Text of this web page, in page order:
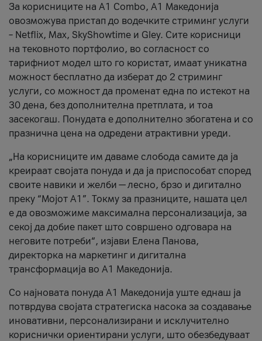
За корисниците на A1 Combo, А1 Македонија
овозможува пристап до водечките стриминг услуги
– Netflix, Max, SkyShowtime и Gley. Сите корисници
на тековното портфолио, во согласност со
тарифниот модел што го користат, имаат уникатна
можност бесплатно да изберат до 2 стриминг
услуги, со можност да променат една по истекот на
30 дена, без дополнителна претплата, и тоа
засекогаш. Понудата е дополнително збогатена и со
празнична цена на одредени атрактивни уреди.
„На корисниците им даваме слобода самите да ја
креираат својата понуда и да ја приспособат според
своите навики и желби — лесно, брзо и дигитално
преку “Мојот А1”. Токму за празниците, нашата цел
е да овозможиме максимална персонализација, за
секој да добие пакет што совршено одговара на
неговите потреби“, изјави Елена Панова,
директорка на маркетинг и дигитална
трансформација во А1 Македонија.
Со најновата понуда А1 Македонија уште еднаш ја
потврдува својата стратегиска насока за создавање
иновативни, персонализирани и исклучително
кориснички ориентирани услуги, што обезбедуваат